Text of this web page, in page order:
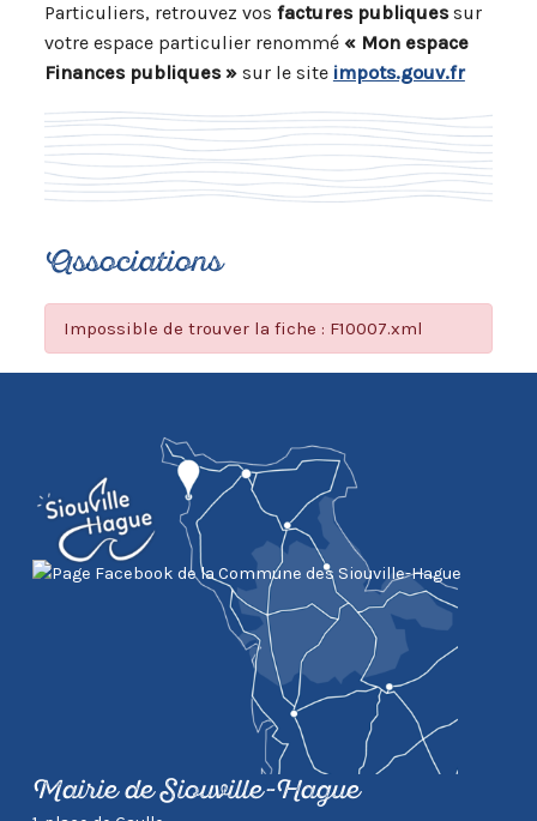
Particuliers, retrouvez vos factures publiquessur
votre espace particulier renommé « Mon espace
Finances publiques »sur le site impots.gouv.fr
Associations
Impossible de trouver la fiche : F10007.xml
Mairie de Siouville-Hague